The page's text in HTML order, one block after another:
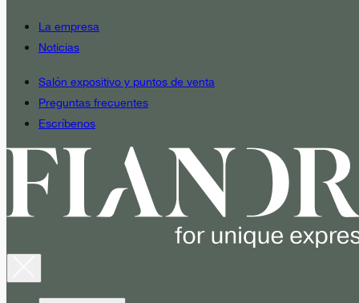
La empresa
Noticias
Salón expositivo y puntos de venta
Preguntas frecuentes
Escríbenos